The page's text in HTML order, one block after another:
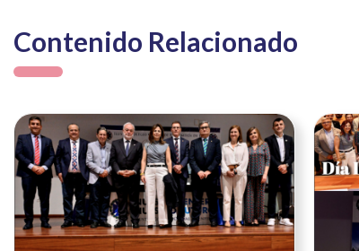
Contenido Relacionado
Ver noticia